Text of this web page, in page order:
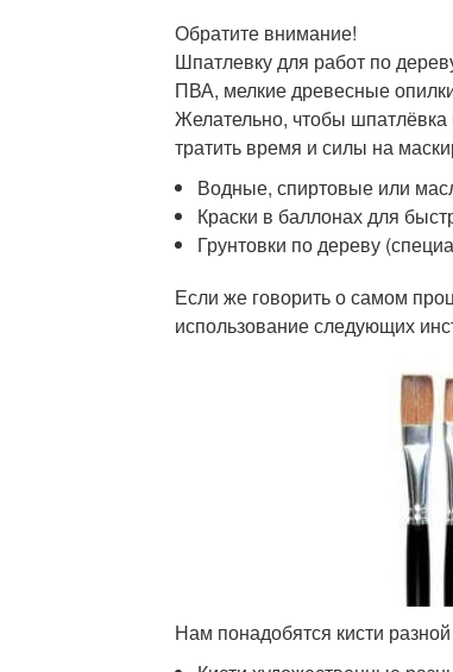
Обратите внимание!
Шпатлевку для работ по
ПВА, мелкие древесные
Желательно, чтобы шпатлёвка
тратить время и силы на
Водные, спиртовые или
Краски в баллонах для
Грунтовки по дереву
Если же говорить о самом
использование следующих
Нам понадобятся кисти